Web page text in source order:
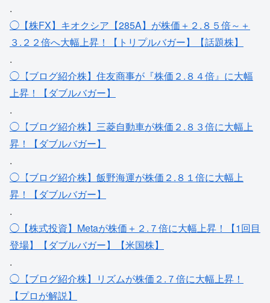
.
◯【株FX】キオクシア【285A】が株価＋２.８５倍～＋
３.２２倍へ大幅上昇！【トリプルバガー】【話題株】
.
◯【ブログ紹介株】住友商事が『株価２.８４倍』に大幅
上昇！【ダブルバガー】
.
◯【ブログ紹介株】三菱自動車が株価２.８３倍に大幅上
昇！【ダブルバガー】
.
◯【ブログ紹介株】飯野海運が株価２.８１倍に大幅上
昇！【ダブルバガー】
.
◯【株式投資】Metaが株価＋２.７倍に大幅上昇！【1回目
登場】【ダブルバガー】【米国株】
.
◯【ブログ紹介株】リズムが株価２.７倍に大幅上昇！
【プロが解説】